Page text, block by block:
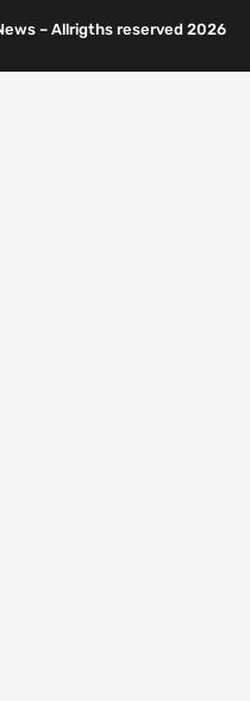
– Allrigths reserved 2026